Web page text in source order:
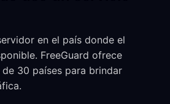
en el país donde el
FreeGuard ofrece
30 países para brindar